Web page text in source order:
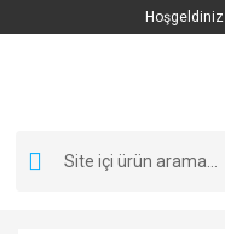
Hoşgeldiniz